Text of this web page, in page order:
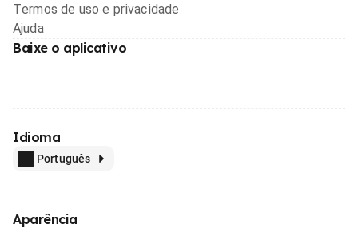
Termos de uso e privacidade
Ajuda
Baixe o aplicativo
Idioma
Português
Aparência